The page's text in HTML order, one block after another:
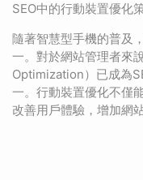
SEO中的行動裝置優化
隨著智慧型手機的普及
一。對於網站管理者來
Optimization）已成為
一。行動裝置優化不僅
改善用戶體驗，增加網